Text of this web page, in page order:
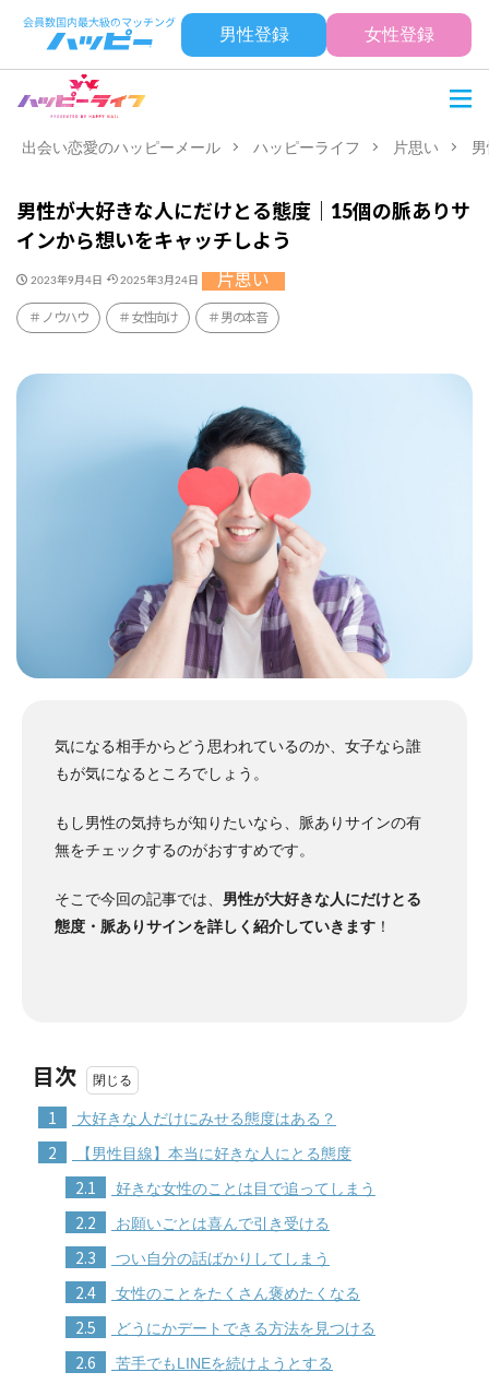
男性登録 女性登録
出会い恋愛のハッピーメール ハッピーライフ 片思い
男性が大好きな人にだけとる態度｜15個の脈ありサ
インから想いをキャッチしよう
2023年9月4日 2025年3月24日 片思い
ノウハウ 女性向け 男の本音
気になる相手からどう思われているのか、女子なら誰
もが気になるところでしょう。
もし男性の気持ちが知りたいなら、脈ありサインの有
無をチェックするのがおすすめです。
そこで今回の記事では、 男性が大好きな人にだけとる
態度・脈ありサインを詳しく紹介していきます ！
目次
1 大好きな人だけにみせる態度はある？
2 【男性目線】本当に好きな人にとる態度
2.1 好きな女性のことは目で追ってしまう
2.2 お願いごとは喜んで引き受ける
2.3 つい自分の話ばかりしてしまう
2.4 女性のことをたくさん褒めたくなる
2.5 どうにかデートできる方法を見つける
2.6 苦手でもLINEを続けようとする